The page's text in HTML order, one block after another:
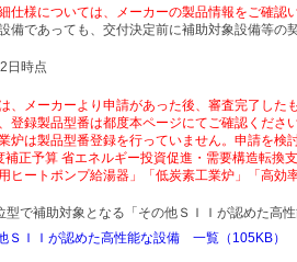
仕様については、メーカーの製品情報をご確認
備であっても、交付決定前に補助対象設備等の
日時点
、メーカーより申請があった後、審査完了した
登録製品型番は都度本ページにてご確認くださ
炉は製品型番登録を行っていません。申請を検
正予算 省エネルギー投資促進・需要構造転換
ヒートポンプ給湯器」「低炭素工業炉」「高
で補助対象となる「その他ＳＩＩが認めた高
ＳＩＩが認めた高性能な設備 一覧（105KB）